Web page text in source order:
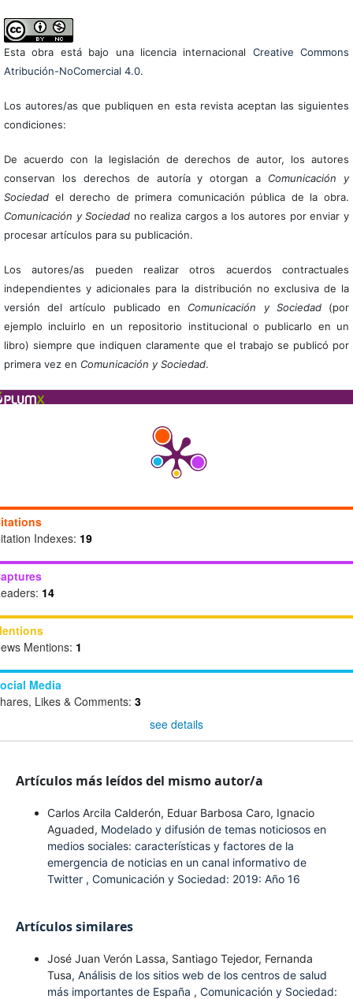
Esta obra está bajo una licencia internacional Creative Commons
Atribución-NoComercial 4.0.
Los autores/as que publiquen en esta revista aceptan las siguientes
condiciones:
De acuerdo con la legislación de derechos de autor, los autores
conservan los derechos de autoría y otorgan a Comunicación y
Sociedadel derecho de primera comunicación pública de la obra.
Comunicación y Sociedad no realiza cargos a los autores por enviar y
procesar artículos para su publicación.
Los autores/as pueden realizar otros acuerdos contractuales
independientes y adicionales para la distribución no exclusiva de la
versión del artículo publicado en Comunicación y Sociedad(por
ejemplo incluirlo en un repositorio institucional o publicarlo en un
libro) siempre que indiquen claramente que el trabajo se publicó por
primera vez en Comunicación y Sociedad.
Indexes: 19
14
Mentions: 1
Media
Likes & Comments: 3
see details
Artículos más leídos del mismo autor/a
Carlos Arcila Calderón, Eduar Barbosa Caro, Ignacio
Aguaded, Modelado y difusión de temas noticiosos en
medios sociales: características y factores de la
emergencia de noticias en un canal informativo de
Twitter , Comunicación y Sociedad: 2019: Año 16
Artículos similares
José Juan Verón Lassa, Santiago Tejedor, Fernanda
Tusa, Análisis de los sitios web de los centros de salud
más importantes de España , Comunicación y Sociedad: